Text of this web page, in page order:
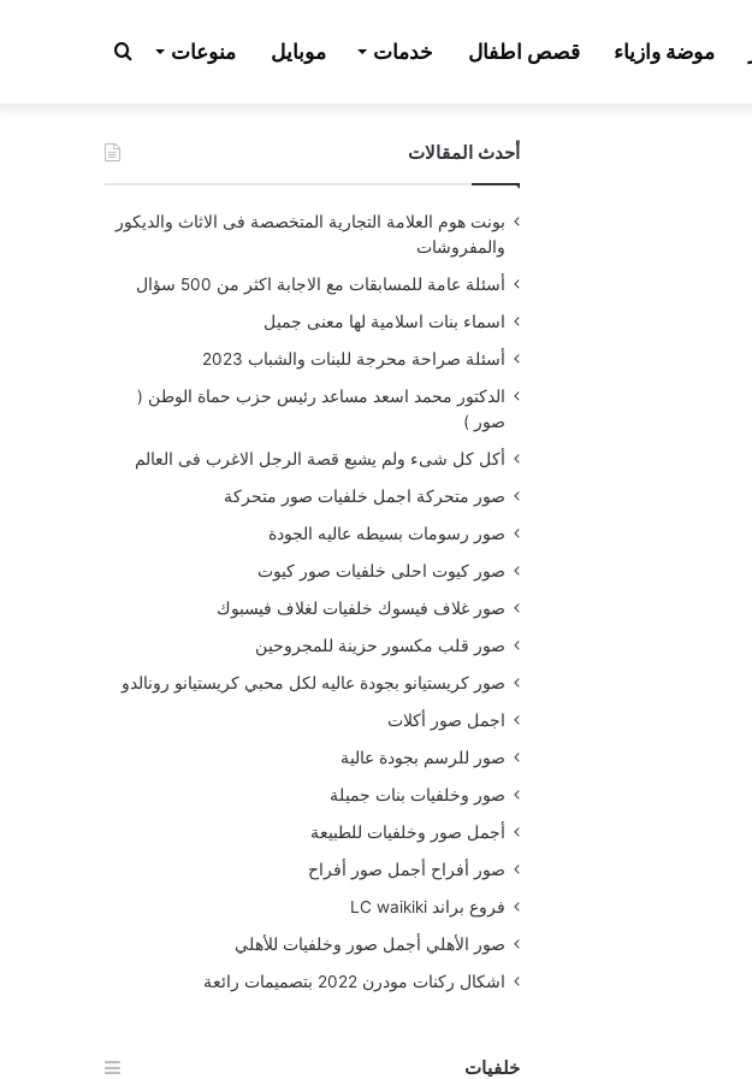
موضة وازياء قصص اطفال خدمات موبايل منوعات بحث
عن أحدث المقالات
بونت هوم العلامة التجارية المتخصصة فى الاثاث والديكور
والمفروشات
أسئلة عامة للمسابقات مع الاجابة اكثر من 500 سؤال
اسماء بنات اسلامية لها معنى جميل
أسئلة صراحة محرجة للبنات والشباب 2023
الدكتور محمد اسعد مساعد رئيس حزب حماة الوطن (
صور )
أكل كل شىء ولم يشبع قصة الرجل الاغرب فى العالم
صور متحركة اجمل خلفيات صور متحركة
صور رسومات بسيطه عاليه الجودة
صور كيوت احلى خلفيات صور كيوت
صور غلاف فيسوك خلفيات لغلاف فيسبوك
صور قلب مكسور حزينة للمجروحين
صور كريستيانو بجودة عاليه لكل محبي كريستيانو رونالدو
اجمل صور أكلات
صور للرسم بجودة عالية
صور وخلفيات بنات جميلة
أجمل صور وخلفيات للطبيعة
صور أفراح أجمل صور أفراح
فروع براند LC waikiki
صور الأهلي أجمل صور وخلفيات للأهلي
اشكال ركنات مودرن 2022 بتصميمات رائعة
خلفيات